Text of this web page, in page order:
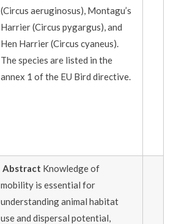
(Circus aeruginosus), Montagu’s
Harrier (Circus pygargus), and
Hen Harrier (Circus cyaneus).
The species are listed in the
annex 1 of the EU Bird directive.
Abstract Knowledge of
mobility is essential for
understanding animal habitat
use and dispersal potential,